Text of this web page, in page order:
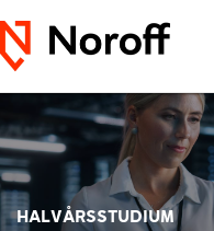
HALVÅRSSTUDIUM